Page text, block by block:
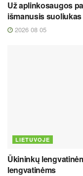
Už aplinkosaugos
išmanusis suoliukas
2026 08 05
LIETUVOJE
Ūkininkų
lengvatinėms